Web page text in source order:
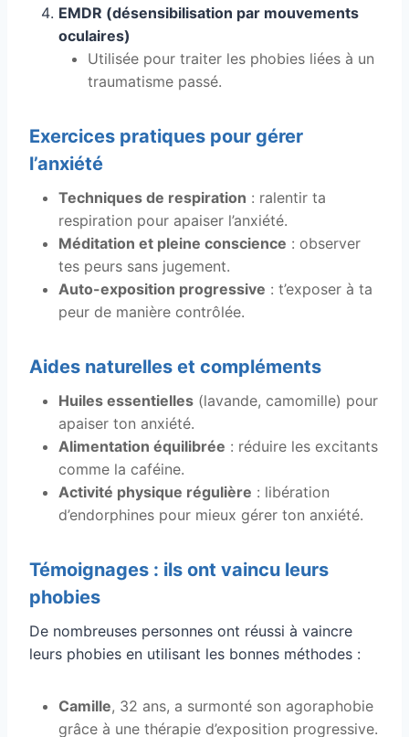
EMDR (désensibilisation par mouvements
oculaires)
Utilisée pour traiter les phobies liées à un
traumatisme passé.
Exercices pratiques pour gérer
l’anxiété
Techniques de respiration : ralentir ta
respiration pour apaiser l’anxiété.
Méditation et pleine conscience : observer
tes peurs sans jugement.
Auto-exposition progressive : t’exposer à ta
peur de manière contrôlée.
Aides naturelles et compléments
Huiles essentielles (lavande, camomille) pour
apaiser ton anxiété.
Alimentation équilibrée : réduire les excitants
comme la caféine.
Activité physique régulière : libération
d’endorphines pour mieux gérer ton anxiété.
Témoignages : ils ont vaincu leurs
phobies
De nombreuses personnes ont réussi à vaincre
leurs phobies en utilisant les bonnes méthodes :
Camille, 32 ans, a surmonté son agoraphobie
grâce à une thérapie d’exposition progressive.